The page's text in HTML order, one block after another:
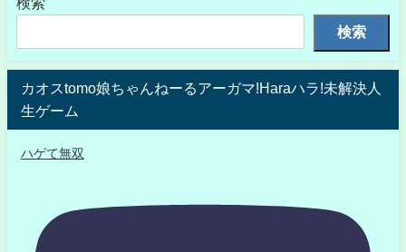
検索
カオスtomo娘ちゃんねーるアーガマ!Haraハラ!未解決人
生ゲーム
ハゲて無双